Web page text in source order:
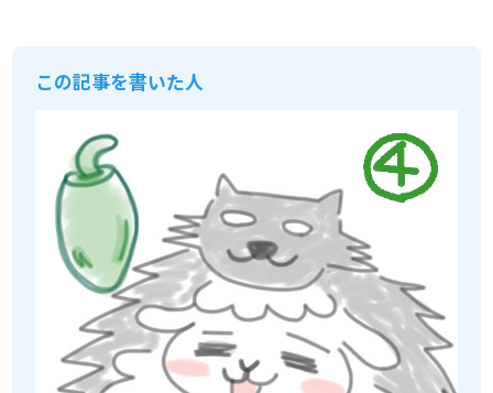
この記事を書いた人